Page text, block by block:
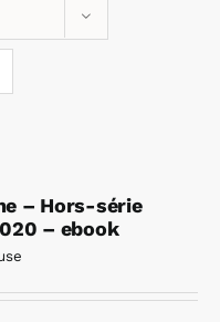
– Hors-série
– ebook